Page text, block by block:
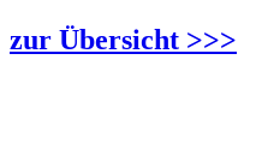
zur Übersicht >>>